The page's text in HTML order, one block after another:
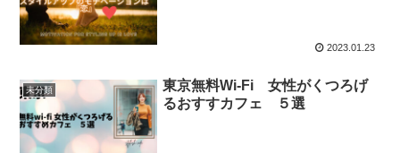
2023.01.23
未分類
東京無料Wi-Fi 女性がくつろげ
るおすすカフェ ５選